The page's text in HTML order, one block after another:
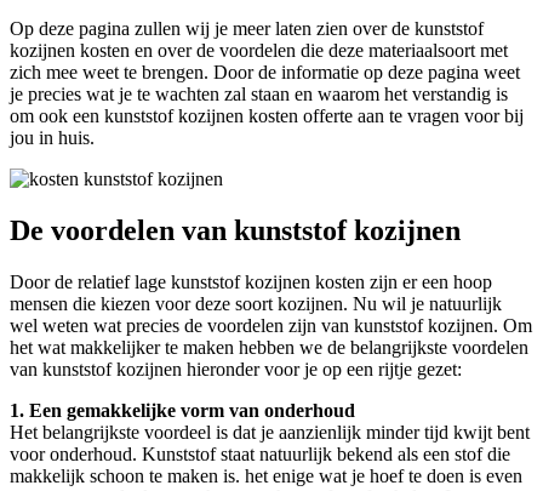
Op deze pagina zullen wij je meer laten zien over de kunststof
kozijnen kosten en over de voordelen die deze materiaalsoort met
zich mee weet te brengen. Door de informatie op deze pagina weet
je precies wat je te wachten zal staan en waarom het verstandig is
om ook een kunststof kozijnen kosten offerte aan te vragen voor bij
jou in huis.
De voordelen van kunststof kozijnen
Door de relatief lage kunststof kozijnen kosten zijn er een hoop
mensen die kiezen voor deze soort kozijnen. Nu wil je natuurlijk
wel weten wat precies de voordelen zijn van kunststof kozijnen. Om
het wat makkelijker te maken hebben we de belangrijkste voordelen
van kunststof kozijnen hieronder voor je op een rijtje gezet:
1. Een gemakkelijke vorm van onderhoud
Het belangrijkste voordeel is dat je aanzienlijk minder tijd kwijt bent
voor onderhoud. Kunststof staat natuurlijk bekend als een stof die
makkelijk schoon te maken is. het enige wat je hoef te doen is even